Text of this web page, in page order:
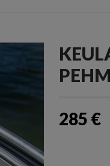
285 €